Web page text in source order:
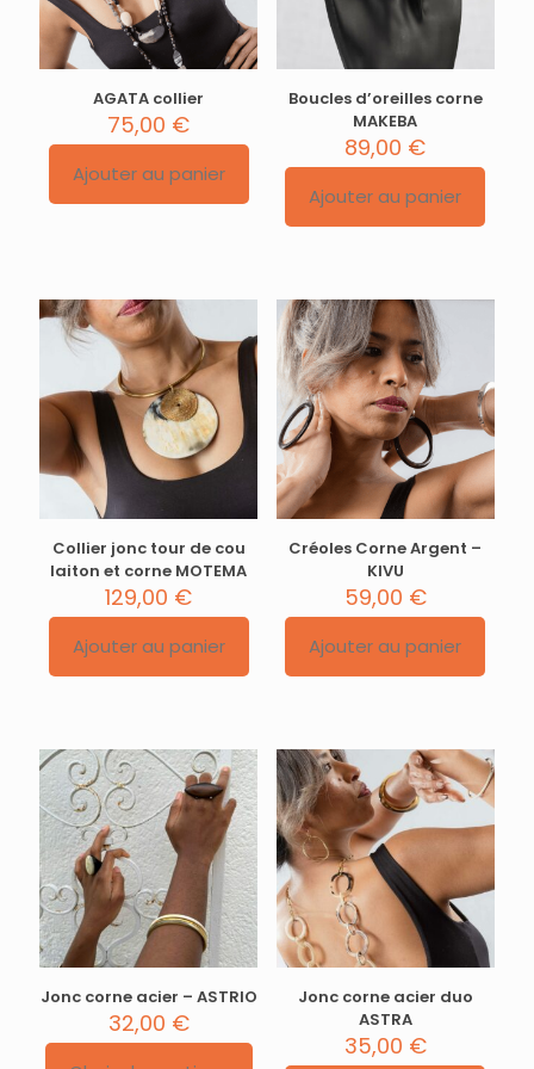
AGATA collier
75,00 €
Ajouter au panier
Boucles d’oreilles corne
MAKEBA
89,00 €
Ajouter au panier
Collier jonc tour de cou
laiton et corne MOTEMA
129,00 €
Ajouter au panier
Créoles Corne Argent –
KIVU
59,00 €
Ajouter au panier
Jonc corne acier – ASTRIO
32,00 €
Jonc corne acier duo
ASTRA
35,00 €